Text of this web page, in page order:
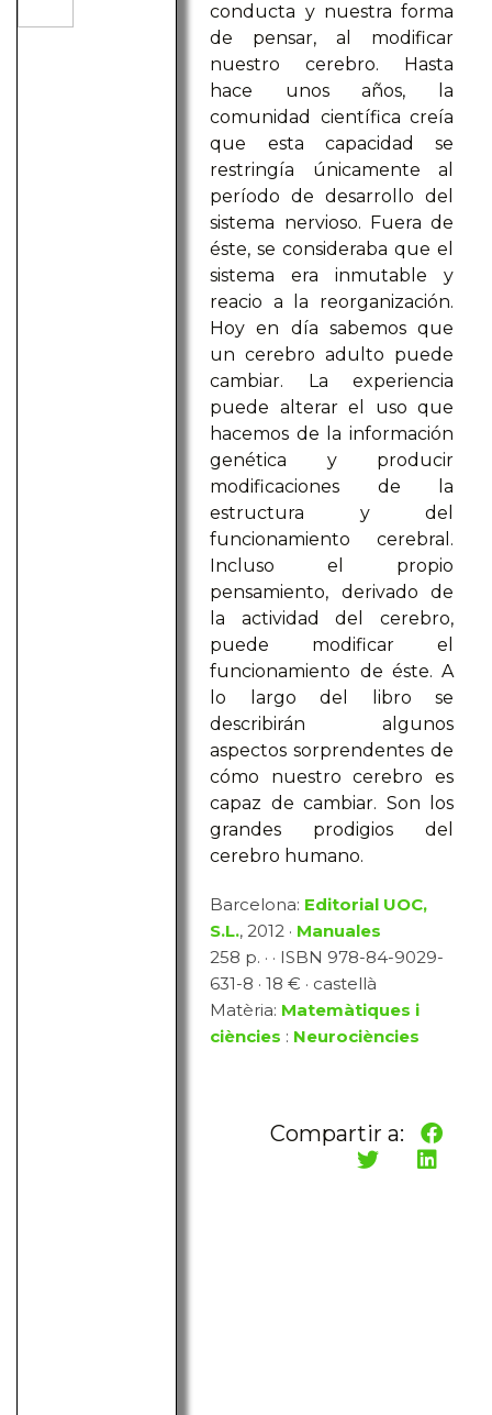
conducta y nuestra forma
de pensar, al modificar
nuestro cerebro. Hasta
hace unos años, la
comunidad científica creía
que esta capacidad se
restringía únicamente al
período de desarrollo del
sistema nervioso. Fuera de
éste, se consideraba que el
sistema era inmutable y
reacio a la reorganización.
Hoy en día sabemos que
un cerebro adulto puede
cambiar. La experiencia
puede alterar el uso que
hacemos de la información
genética y producir
modificaciones de la
estructura y del
funcionamiento cerebral.
Incluso el propio
pensamiento, derivado de
la actividad del cerebro,
puede modificar el
funcionamiento de éste. A
lo largo del libro se
describirán algunos
aspectos sorprendentes de
cómo nuestro cerebro es
capaz de cambiar. Son los
grandes prodigios del
cerebro humano.
Barcelona: Editorial UOC,
S.L., 2012 · Manuales
258 p. · · ISBN 978-84-9029-
631-8 · 18 € · castellà
Matèria: Matemàtiques i
ciències : Neurociències
Compartir a: